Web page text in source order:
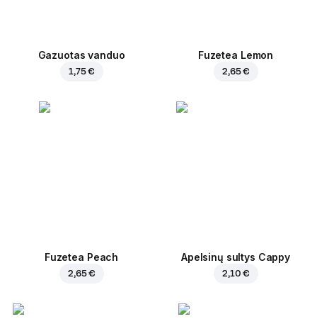
Gazuotas vanduo
1,75 €
Fuzetea Lemon
2,65 €
Fuzetea Peach
2,65 €
Apelsinų sultys Cappy
2,10 €